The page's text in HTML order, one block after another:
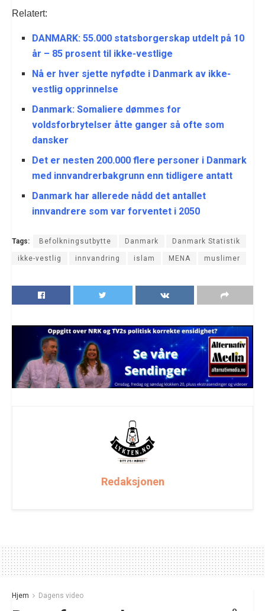
Relatert:
DANMARK: 55.000 statsborgerskap utdelt på 10
år – 85 prosent til ikke-vestlige
Nå er hver sjette nyfødte i Danmark av ikke-
vestlig opprinnelse
Danmark: Somaliere dømmes for
voldsforbrytelser åtte ganger så ofte som
dansker
Det er nesten 200.000 flere personer i Danmark
med innvandrerbakgrunn enn tidligere antatt
Danmark har allerede nådd det antallet
innvandrere som var forventet i 2050
Tags: Befolkningsutbytte Danmark Danmark Statistik
ikke-vestlig innvandring islam MENA muslimer
Redaksjonen
Hjem Dagens video